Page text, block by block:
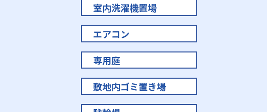
室内洗濯機置場
エアコン
専用庭
敷地内ゴミ置き場